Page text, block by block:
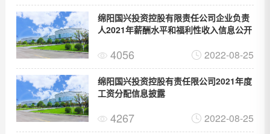
绵阳国兴投资控股有限责任公司企业负责
人2021年薪酬水平和福利性收入信息公开
4056 2022-08-25
绵阳国兴投资控股有责任限公司2021年度
工资分配信息披露
4267 2022-08-25